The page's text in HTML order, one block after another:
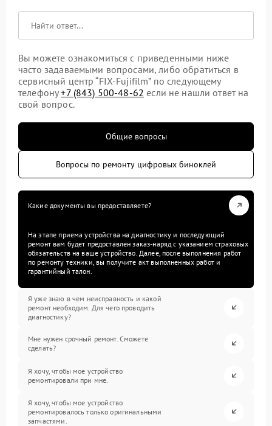
Вы можете ознакомиться с приведенными ниже
часто задаваемыми вопросами, либо обратиться в
сервисный центр “FIX-Fujifilm” по следующему
телефону+7 (843) 500-48-62 если не нашли ответ на
свой вопрос.
Общие вопросы
Вопросы по ремонту цифровых биноклей
Какие документы вы предоставляете?
На этапе приема устройства на диагностику и последующий
ремонт вам будет предоставлен заказ-наряд с указанием страховых
обязательств на ваше устройство. Далее, после выполнения работ
по ремонту техники, вы получите акт выполненных работ и
гарантийный талон.
Я уже знаю в чем неисправность и какой
ремонт необходим. Для чего проводить
диагностику?
Мне нужен срочный ремонт. Сможете
сделать?
Я хочу, чтобы мое устройство
ремонтировали при мне.
Я хочу, чтобы мое устройство
ремонтировалось только оригинальными
запчастями.